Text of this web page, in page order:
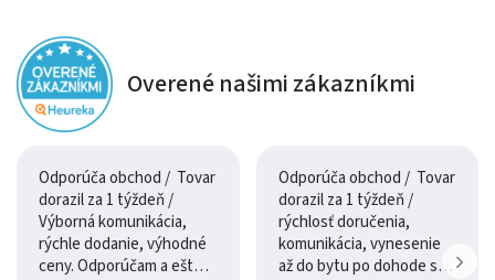
Overené našimi zákazníkmi
Odporúča obchod / Tovar
dorazil za 1 týždeň /
Výborná komunikácia,
rýchle dodanie, výhodné
ceny. Odporúčam a ešte
Odporúča obchod / Tovar
dorazil za 1 týždeň /
rýchlosť doručenia,
komunikácia, vynesenie
až do bytu po dohode so